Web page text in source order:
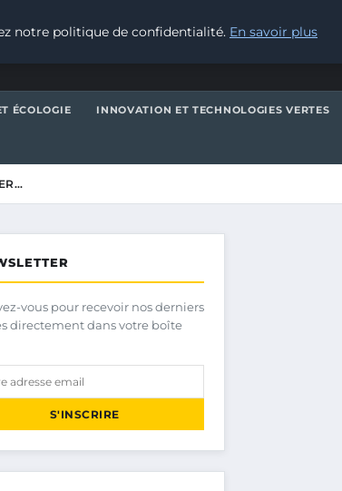
ÉCOLOGIE INNOVATION ET TECHNOLOGIES VERTES
vous pour recevoir nos derniers
directement dans votre boîte
S'INSCRIRE
notre politique de confidentialité. En savoir plus